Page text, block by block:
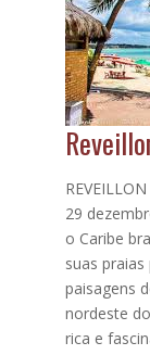
29
o Caribe
suas
paisagens
nordeste
rica e